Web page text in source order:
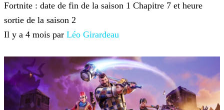
Fortnite : date de fin de la saison 1 Chapitre 7 et heure
sortie de la saison 2
Il y a 4 mois par Léo Girardeau